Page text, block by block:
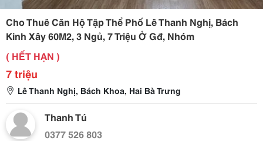
Cho Thuê Căn Hộ Tập Thể Phố Lê Thanh Nghị, Bách
Kinh Xây 60M2, 3 Ngủ, 7 Triệu Ở Gđ, Nhóm
( HẾT HẠN )
7 triệu
Lê Thanh Nghị, Bách Khoa, Hai Bà Trưng
Thanh Tú
0377 526 803